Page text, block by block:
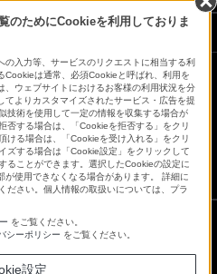
のためにCookieを利用しておりま
入力等、サービスのリクエストに相当する利
Cookieは通常、必須Cookieと呼ばれ、利用を
ウェブサイトにおけるお客様の利用状況を分
よりカスタマイズされたサービス・広告を提
技術を使用して一定の情報を収集する場合が
否する場合は、「Cookieを拒否する」をクリ
ける場合は、「Cookieを受け入れる」をクリ
ズする場合は「Cookie設定」をクリックして
ることができます。選択したCookieの設定に
が使用できなくなる場合があります。 詳細に
ださい。個人情報の取扱いについては、プラ
をご覧ください。
シーポリシー をご覧ください。
設定
たって
店のご案内
ニュースリリース
Sony 利用規約
シーポリシー